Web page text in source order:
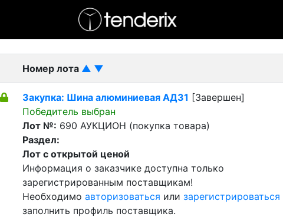
- Завершенный лот
Номер лота ▲ ▼
Закупка: Шина алюминиевая АД31 [Завершен]
Победитель выбран
Лот №: 690 АУКЦИОН (покупка товара)
Раздел:
Лот с открытой ценой
Информация о заказчике доступна только
зарегистрированным поставщикам!
Необходимо авторизоваться или зарегистрироваться
заполнить профиль поставщика.